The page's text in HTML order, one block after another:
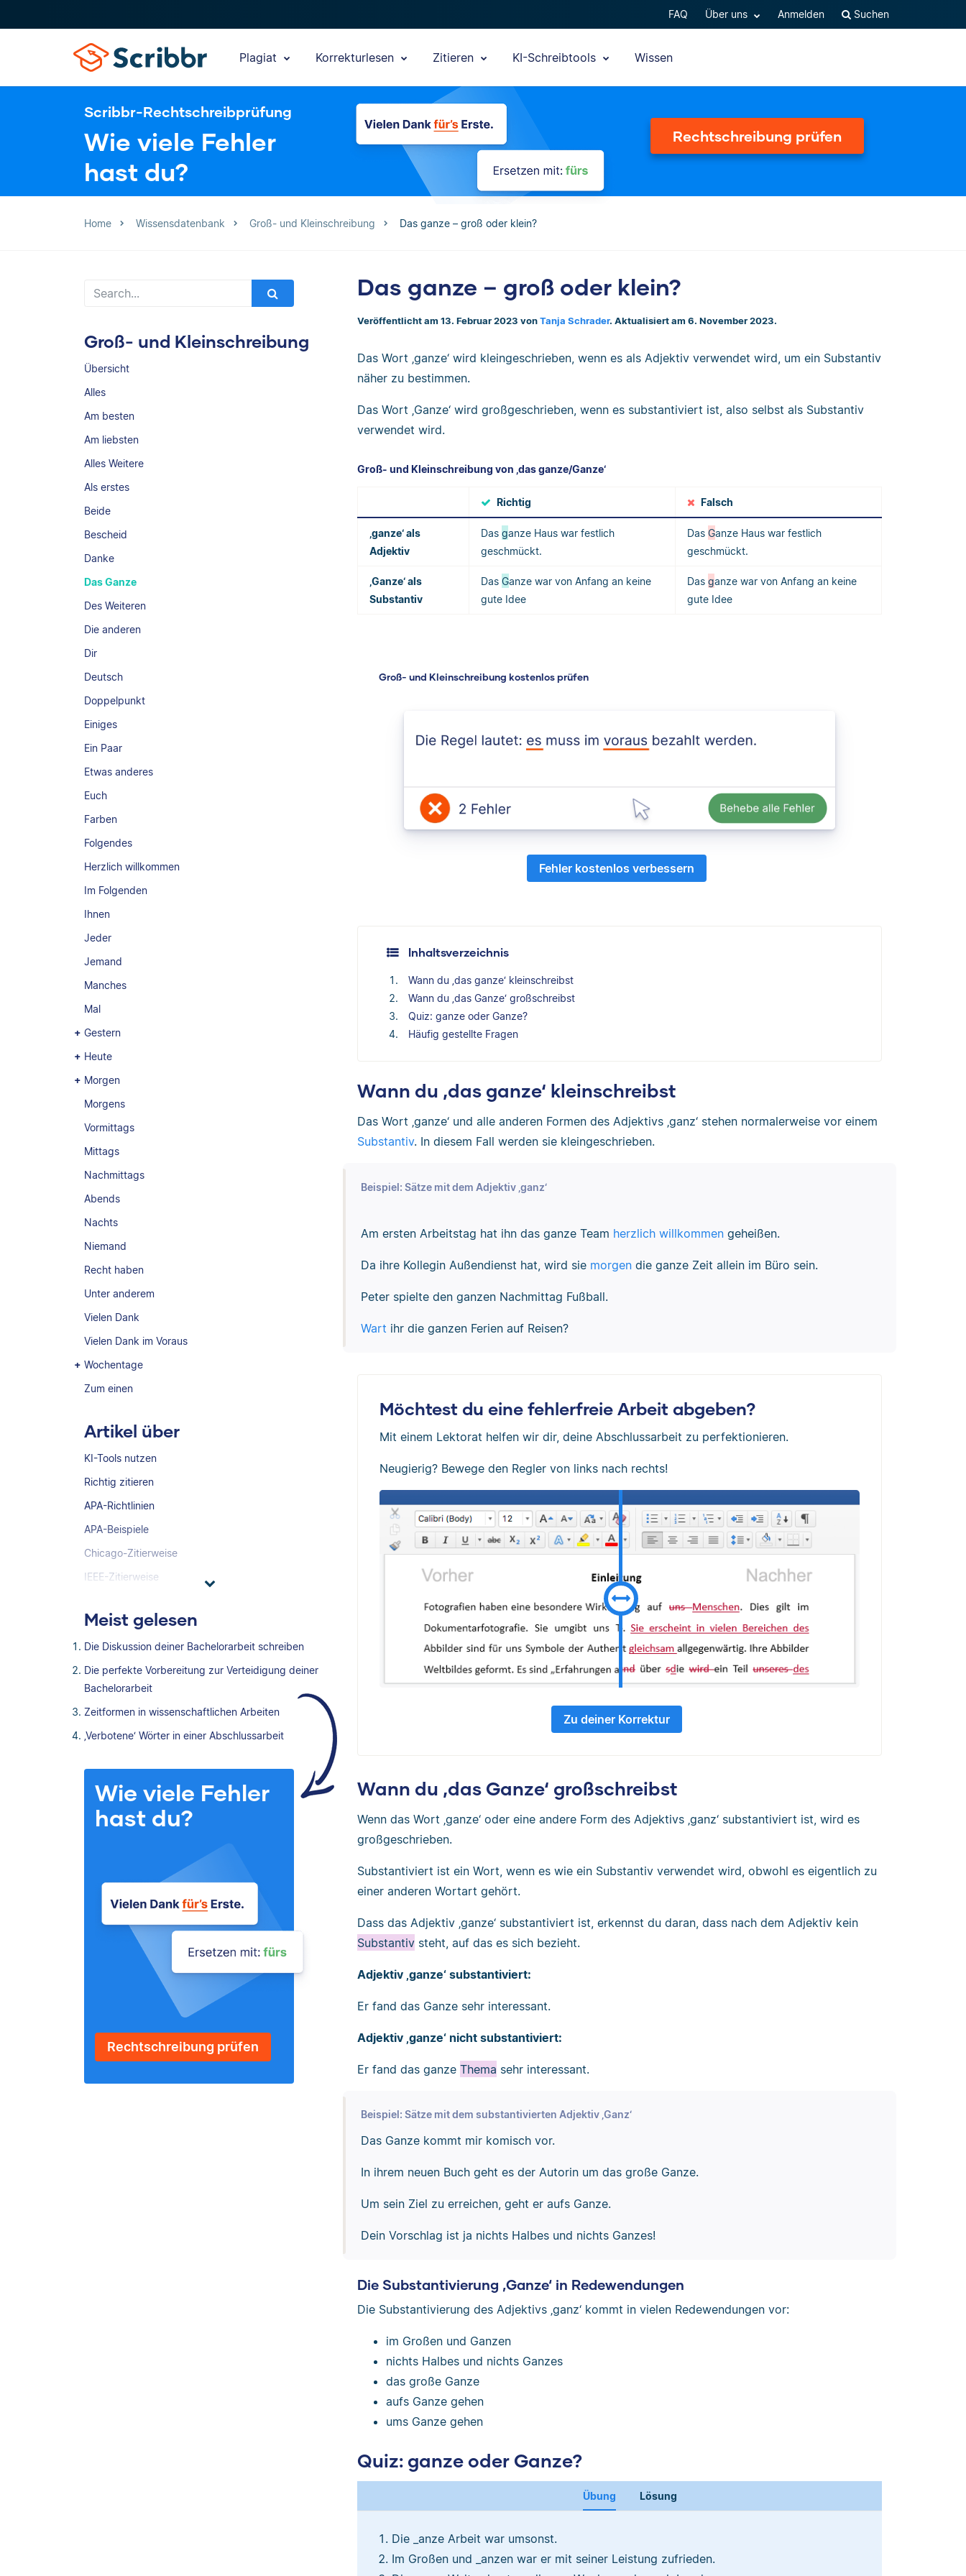
FAQ Über uns Anmelden Suchen
Plagiat Korrekturlesen Zitieren KI-Schreibtools Wissen
Scribbr-Rechtschreibprüfung
Wie viele Fehler
hast du?
Rechtschreibung prüfen
Home Wissensdatenbank Groß- und Kleinschreibung Das ganze – groß oder klein?
Groß- und Kleinschreibung
Übersicht
Alles
Am besten
Am liebsten
Alles Weitere
Als erstes
Beide
Bescheid
Danke
Das Ganze
Des Weiteren
Die anderen
Dir
Deutsch
Doppelpunkt
Einiges
Ein Paar
Etwas anderes
Euch
Farben
Folgendes
Herzlich willkommen
Im Folgenden
Ihnen
Jeder
Jemand
Manches
Mal
Gestern
Heute
Morgen
Morgens
Vormittags
Mittags
Nachmittags
Abends
Nachts
Niemand
Recht haben
Unter anderem
Vielen Dank
Vielen Dank im Voraus
Wochentage
Zum einen
Artikel über
KI-Tools nutzen
Richtig zitieren
APA-Richtlinien
APA-Beispiele
Chicago-Zitierweise
IEEE-Zitierweise
Meist gelesen
Die Diskussion deiner Bachelorarbeit schreiben
Die perfekte Vorbereitung zur Verteidigung deiner
Bachelorarbeit
Zeitformen in wissenschaftlichen Arbeiten
‚Verbotene‘ Wörter in einer Abschlussarbeit
Wie viele Fehler
hast du?
Rechtschreibung prüfen
Das ganze – groß oder klein?
Veröffentlicht am 13. Februar 2023 von Tanja Schrader. Aktualisiert am 6. November 2023.
Das Wort ‚ganze‘ wird kleingeschrieben, wenn es als Adjektiv verwendet wird, um ein Substantiv
näher zu bestimmen.
Das Wort ‚Ganze‘ wird großgeschrieben, wenn es substantiviert ist, also selbst als Substantiv
verwendet wird.
Groß- und Kleinschreibung von ‚das ganze/Ganze‘
Richtig Falsch
‚ganze‘ als
Adjektiv
Das ganze Haus war festlich
geschmückt.
Das Ganze Haus war festlich
geschmückt.
‚Ganze‘ als
Substantiv
Das Ganze war von Anfang an keine
gute Idee
Das ganze war von Anfang an keine
gute Idee
Groß- und Kleinschreibung kostenlos prüfen
Fehler kostenlos verbessern
Inhaltsverzeichnis
Wann du ‚das ganze‘ kleinschreibst
Wann du ‚das Ganze‘ großschreibst
Quiz: ganze oder Ganze?
Häufig gestellte Fragen
Wann du ‚das ganze‘ kleinschreibst
Das Wort ‚ganze‘ und alle anderen Formen des Adjektivs ‚ganz‘ stehen normalerweise vor einem
Substantiv. In diesem Fall werden sie kleingeschrieben.
Beispiel: Sätze mit dem Adjektiv ‚ganz‘
Am ersten Arbeitstag hat ihn das ganze Team herzlich willkommengeheißen.
Da ihre Kollegin Außendienst hat, wird sie morgendie ganze Zeit allein im Büro sein.
Peter spielte den ganzen Nachmittag Fußball.
Wart ihr die ganzen Ferien auf Reisen?
Möchtest du eine fehlerfreie Arbeit abgeben?
Mit einem Lektorat helfen wir dir, deine Abschlussarbeit zu perfektionieren.
Neugierig? Bewege den Regler von links nach rechts!
Zu deiner Korrektur
Wann du ‚das Ganze‘ großschreibst
Wenn das Wort ‚ganze‘ oder eine andere Form des Adjektivs ‚ganz‘ substantiviert ist, wird es
großgeschrieben.
Substantiviert ist ein Wort, wenn es wie ein Substantiv verwendet wird, obwohl es eigentlich zu
einer anderen Wortart gehört.
Dass das Adjektiv ‚ganze‘ substantiviert ist, erkennst du daran, dass nach dem Adjektiv kein
Substantiv steht, auf das es sich bezieht.
Adjektiv ‚ganze‘ substantiviert:
Er fand das Ganze sehr interessant.
Adjektiv ‚ganze‘ nicht substantiviert:
Er fand das ganze Thema sehr interessant.
Beispiel: Sätze mit dem substantivierten Adjektiv ‚Ganz‘
Das Ganze kommt mir komisch vor.
In ihrem neuen Buch geht es der Autorin um das große Ganze.
Um sein Ziel zu erreichen, geht er aufs Ganze.
Dein Vorschlag ist ja nichts Halbes und nichts Ganzes!
Die Substantivierung ‚Ganze‘ in Redewendungen
Die Substantivierung des Adjektivs ‚ganz‘ kommt in vielen Redewendungen vor:
im Großen und Ganzen
nichts Halbes und nichts Ganzes
das große Ganze
aufs Ganze gehen
ums Ganze gehen
Quiz: ganze oder Ganze?
Übung Lösung
Die _anze Arbeit war umsonst.
Im Großen und _anzen war er mit seiner Leistung zufrieden.